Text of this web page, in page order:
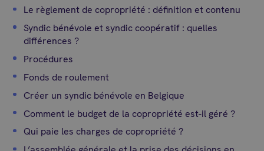
Le règlement de copropriété : définition et contenu
Syndic bénévole et syndic coopératif : quelles
différences ?
Procédures
Fonds de roulement
Créer un syndic bénévole en Belgique
Comment le budget de la copropriété est-il géré ?
Qui paie les charges de copropriété ?